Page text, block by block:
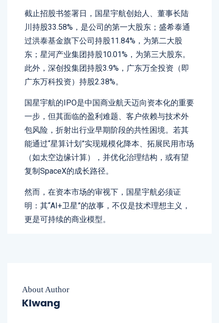
截止招股书签署日，国星宇航创始人、董事长陆
川持股33.58%，是公司的第一大股东；盛希泰通
过洪泰基金旗下公司持股11.84%，为第二大股
东；星河产业集团持股10.01%，为第三大股东。
此外，深创投集团持股3.9%，广东万全投资（即
广东万科投资）持股2.38%。
国星宇航的IPO是中国商业航天迈向资本化的重要
一步，但其面临的盈利难题、客户依赖与技术外
包风险，折射出行业早期阶段的共性困境。若其
能通过“星算计划”实现规模化降本、拓展民用市场
（如太空边缘计算），并优化治理结构，或有望
复制SpaceX的成长路径。
然而，在资本市场的审视下，国星宇航必须证
明：其“AI+卫星”的故事，不仅是技术理想主义，
更是可持续的商业模型。
About Author
Klwang